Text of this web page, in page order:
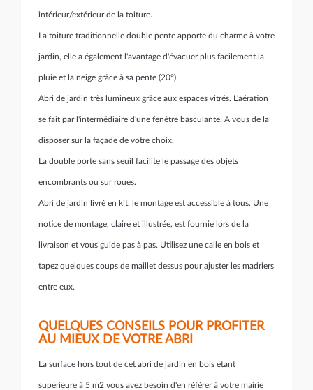
intérieur/extérieur de la toiture.
La toiture traditionnelle double pente apporte du charme à votre
jardin, elle a également l'avantage d'évacuer plus facilement la
pluie et la neige grâce à sa pente (20°).
Abri de jardin très lumineux grâce aux espaces vitrés. L'aération
se fait par l'intermédiaire d'une fenêtre basculante. A vous de la
disposer sur la façade de votre choix.
La double porte sans seuil facilite le passage des objets
encombrants ou sur roues.
Abri de jardin livré en kit, le montage est accessible à tous. Une
notice de montage, claire et illustrée, est fournie lors de la
livraison et vous guide pas à pas. Utilisez une calle en bois et
tapez quelques coups de maillet dessus pour ajuster les madriers
entre eux.
QUELQUES CONSEILS POUR PROFITER
AU MIEUX DE VOTRE ABRI
La surface hors tout de cet abri de jardin en bois étant
supérieure à 5 m2 vous avez besoin d'en référer à votre mairie